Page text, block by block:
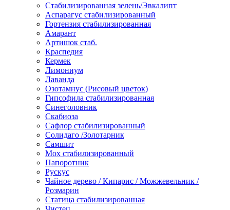
Стабилизированная зелень/Эвкалипт
Аспарагус стабилизированный
Гортензия стабилизированная
Амарант
Артишок стаб.
Краспедия
Кермек
Лимониум
Лаванда
Озотамнус (Рисовый цветок)
Гипсофила стабилизированная
Синеголовник
Скабиоза
Сафлор стабилизированный
Солидаго /Золотарник
Самшит
Мох стабилизированный
Папоротник
Рускус
Чайное дерево / Кипарис / Можжевельник /
Розмарин
Статица стабилизированная